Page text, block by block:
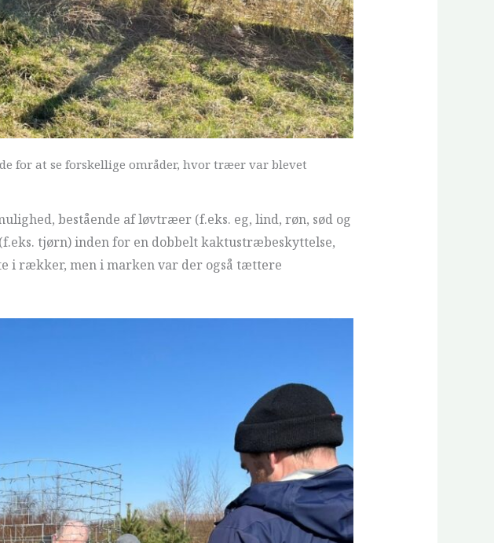
for at se forskellige områder, hvor træer var blevet
bestående af løvtræer (f.eks. eg, lind, røn, sød og
tjørn) inden for en dobbelt kaktustræbeskyttelse,
i rækker, men i marken var der også tættere